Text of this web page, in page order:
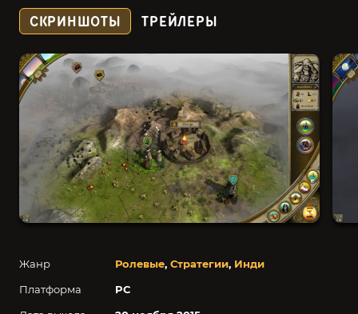
Жанр Ролевые, Стратегии, Инди
Платформа
PC
СКРИНШОТЫ ТРЕЙЛЕРЫ